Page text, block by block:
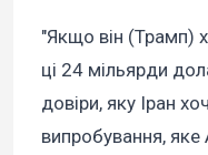
"Якщо він (Трамп)
ці 24 мільярди
довіри, яку Іран
випробування, яке